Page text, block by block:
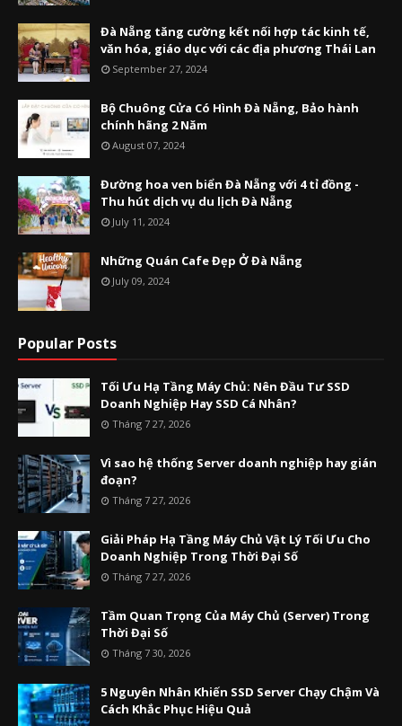
Đà Nẵng tăng cường kết nối hợp tác kinh tế,
văn hóa, giáo dục với các địa phương Thái Lan
September 27, 2024
Bộ Chuông Cửa Có Hình Đà Nẵng, Bảo hành
chính hãng 2 Năm
August 07, 2024
Đường hoa ven biển Đà Nẵng với 4 tỉ đồng -
Thu hút dịch vụ du lịch Đà Nẵng
July 11, 2024
Những Quán Cafe Đẹp Ở Đà Nẵng
July 09, 2024
Popular Posts
Tối Ưu Hạ Tầng Máy Chủ: Nên Đầu Tư SSD
Doanh Nghiệp Hay SSD Cá Nhân?
Tháng 7 27, 2026
Vì sao hệ thống Server doanh nghiệp hay gián
đoạn?
Tháng 7 27, 2026
Giải Pháp Hạ Tầng Máy Chủ Vật Lý Tối Ưu Cho
Doanh Nghiệp Trong Thời Đại Số
Tháng 7 27, 2026
Tầm Quan Trọng Của Máy Chủ (Server) Trong
Thời Đại Số
Tháng 7 30, 2026
5 Nguyên Nhân Khiến SSD Server Chạy Chậm Và
Cách Khắc Phục Hiệu Quả